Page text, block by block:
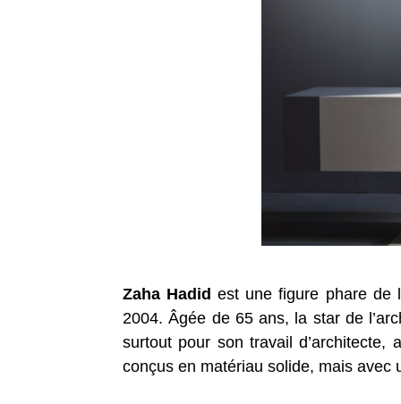
Zaha Hadid est une figure phare de
2004. Âgée de 65 ans, la star de
surtout pour son travail d’architecte,
conçus en matériau solide, mais avec